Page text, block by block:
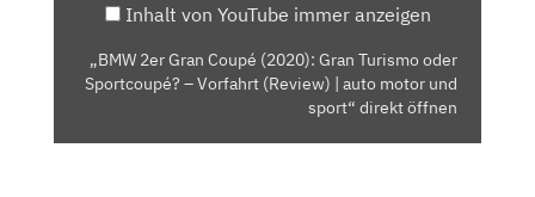
SPORTCOUPÉ?
Inhalt von YouTube immer anzeigen
„BMW 2er Gran Coupé (2020): Gran Turismo oder
Sportcoupé? – Vorfahrt (Review) | auto motor und
sport“ direkt öffnen